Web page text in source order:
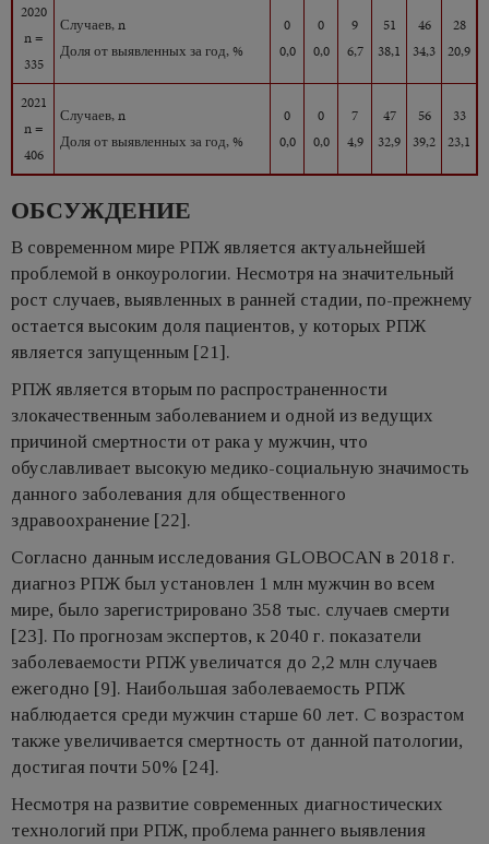
2020
n =
335
Случаев, n
Доля от выявленных за год, %
0
0,0
0
0,0
9
6,7
51
38,1
46
34,3
28
20,9
2021
n =
406
Случаев, n
Доля от выявленных за год, %
0
0,0
0
0,0
7
4,9
47
32,9
56
39,2
33
23,1
ОБСУЖДЕНИЕ
В современном мире РПЖ является актуальнейшей
проблемой в онкоурологии. Несмотря на значительный
рост случаев, выявленных в ранней стадии, по-прежнему
остается высоким доля пациентов, у которых РПЖ
является запущенным [21].
РПЖ является вторым по распространенности
злокачественным заболеванием и одной из ведущих
причиной смертности от рака у мужчин, что
обуславливает высокую медико-социальную значимость
данного заболевания для общественного
здравоохранение [22].
Согласно данным исследования GLOBOCAN в 2018 г.
диагноз РПЖ был установлен 1 млн мужчин во всем
мире, было зарегистрировано 358 тыс. случаев смерти
[23]. По прогнозам экспертов, к 2040 г. показатели
заболеваемости РПЖ увеличатся до 2,2 млн случаев
ежегодно [9]. Наибольшая заболеваемость РПЖ
наблюдается среди мужчин старше 60 лет. С возрастом
также увеличивается смертность от данной патологии,
достигая почти 50% [24].
Несмотря на развитие современных диагностических
технологий при РПЖ, проблема раннего выявления